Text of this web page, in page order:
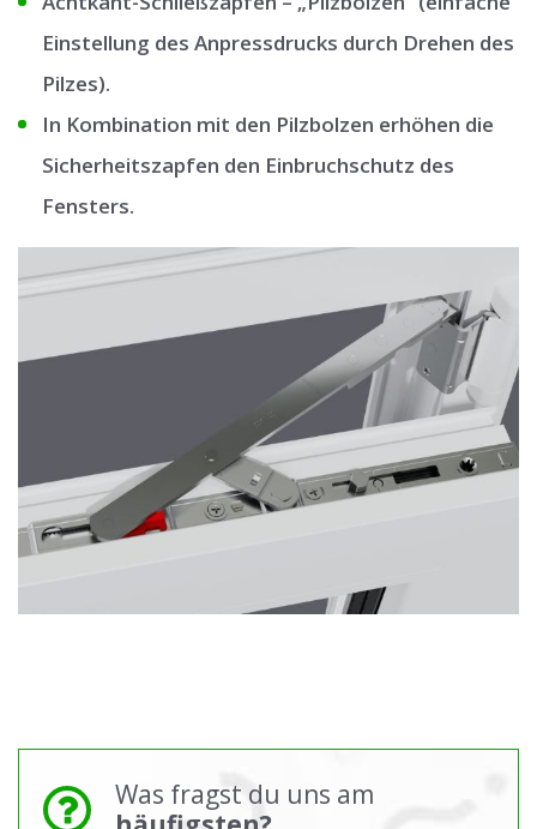
Einstellung des Anpressdrucks durch Drehen des
Pilzes).
In Kombination mit den Pilzbolzen erhöhen die
Sicherheitszapfen den Einbruchschutz des
Fensters.
Was fragst du uns am